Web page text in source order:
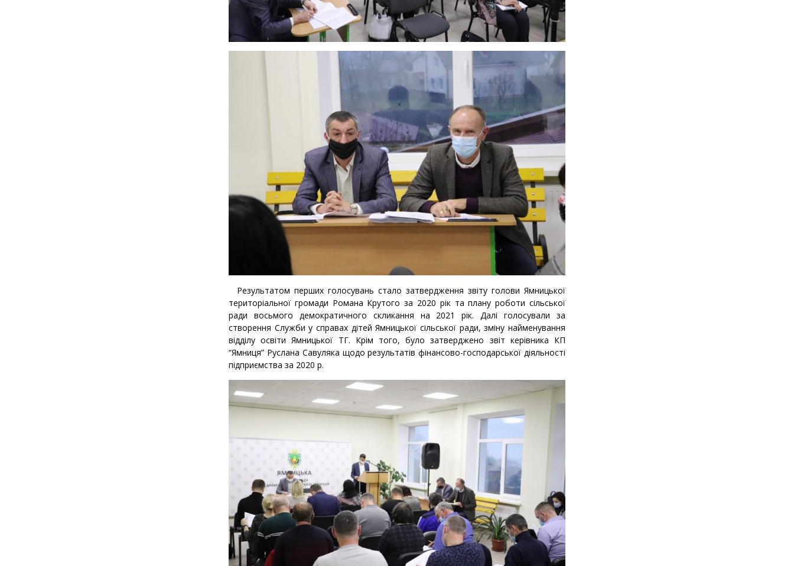
Результатом перших голосувань стало затвердження звіту голови Ямницької
територіальної громади Романа Крутого за 2020 рік та плану роботи сільської
ради восьмого демократичного скликання на 2021 рік. Далі голосували за
створення Служби у справах дітей Ямницької сільської ради, зміну найменування
відділу освіти Ямницької ТГ. Крім того, було затверджено звіт керівника КП
“Ямниця” Руслана Савуляка щодо результатів фінансово-господарської діяльності
підприємства за 2020 р.